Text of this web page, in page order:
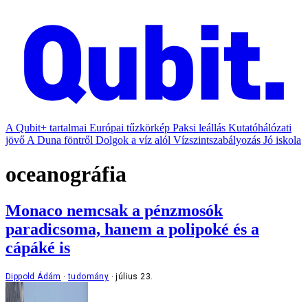
A Qubit+ tartalmai Európai tűzkörkép Paksi leállás Kutatóhálózati
jövő A Duna föntről Dolgok a víz alól Vízszintszabályozás Jó iskola
oceanográfia
Monaco nemcsak a pénzmosók
paradicsoma, hanem a polipoké és a
cápáké is
Dippold Ádám tudomány július 23.